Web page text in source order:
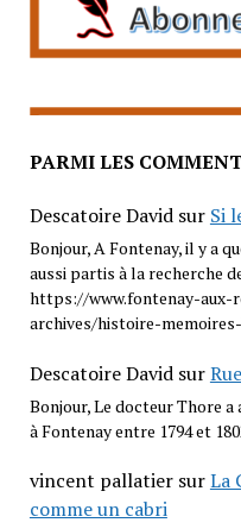
PARMI LES
Descatoire Davidsur Si
Bonjour, A Fontenay, il y a
aussi partis à la recherche
https://www.fontenay-
archives/histoire-
Descatoire Davidsur
Bonjour, Le docteur Thore a
à Fontenay entre 1794 et
vincent pallatiersurLa
comme un cabri